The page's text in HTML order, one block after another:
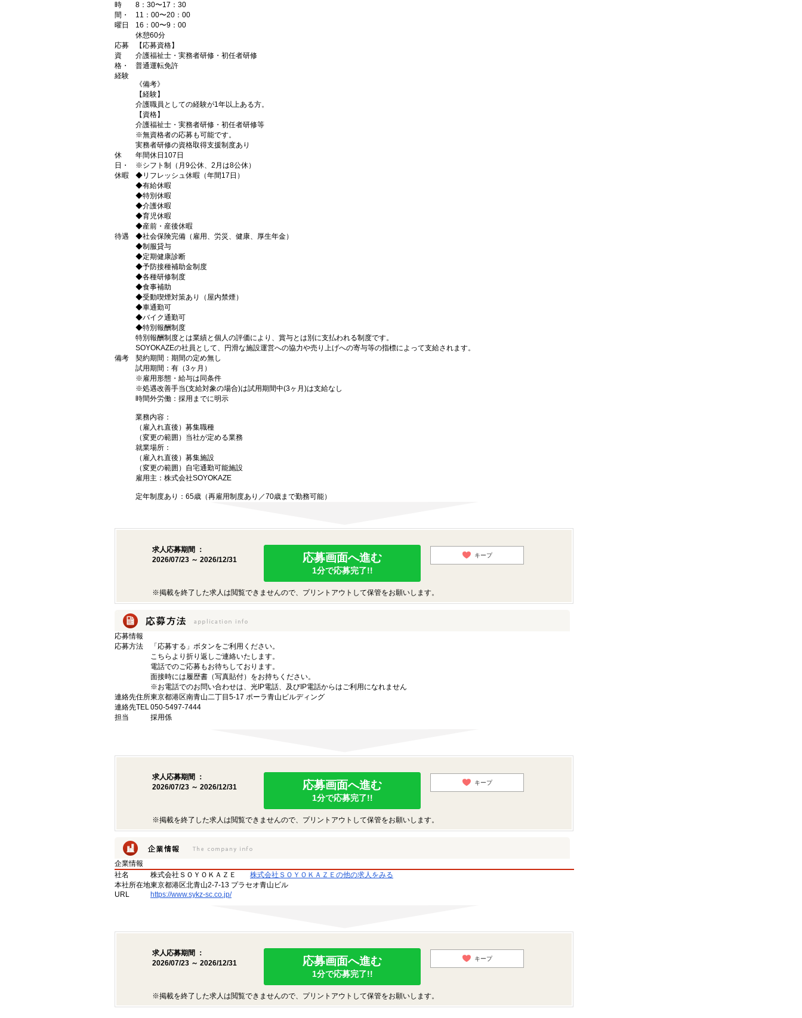
時
間・
曜日
8：30〜17：30
11：00〜20：00
16：00〜9：00
休憩60分
応募
資
格・
経験
【応募資格】
介護福祉士・実務者研修・初任者研修
普通運転免許
《備考》
【経験】
介護職員としての経験が1年以上ある方。
【資格】
介護福祉士・実務者研修・初任者研修等
※無資格者の応募も可能です。
実務者研修の資格取得支援制度あり
休
日・
休暇
年間休日107日
※シフト制（月9公休、2月は8公休）
◆リフレッシュ休暇（年間17日）
◆有給休暇
◆特別休暇
◆介護休暇
◆育児休暇
◆産前・産後休暇
待遇
◆社会保険完備（雇用、労災、健康、厚生年金）
◆制服貸与
◆定期健康診断
◆予防接種補助金制度
◆各種研修制度
◆食事補助
◆受動喫煙対策あり（屋内禁煙）
◆車通勤可
◆バイク通勤可
◆特別報酬制度
特別報酬制度とは業績と個人の評価により、賞与とは別に支払われる制度です。
SOYOKAZEの社員として、円滑な施設運営への協力や売り上げへの寄与等の指標によって支給されます。
備考
契約期間：期間の定め無し
試用期間：有（3ヶ月）
※雇用形態・給与は同条件
※処遇改善手当(支給対象の場合)は試用期間中(3ヶ月)は支給なし
時間外労働：採用までに明示
業務内容：
（雇入れ直後）募集職種
（変更の範囲）当社が定める業務
就業場所：
（雇入れ直後）募集施設
（変更の範囲）自宅通勤可能施設
雇用主：株式会社SOYOKAZE
定年制度あり：65歳（再雇用制度あり／70歳まで勤務可能）
求人応募期間 ：
2026/07/23 ～ 2026/12/31
応募画面へ進む
1分で応募完了!!
キープ
※掲載を終了した求人は閲覧できませんので、プリントアウトして保管をお願いします。
応募情報
応募方法
「応募する」ボタンをご利用ください。
こちらより折り返しご連絡いたします。
電話でのご応募もお待ちしております。
面接時には履歴書（写真貼付）をお持ちください。
※お電話でのお問い合わせは、光IP電話、及びIP電話からはご利用になれません
連絡先住所東京都港区南青山二丁目5-17 ポーラ青山ビルディング
連絡先TEL050-5497-7444
担当
採用係
求人応募期間 ：
2026/07/23 ～ 2026/12/31
応募画面へ進む
1分で応募完了!!
キープ
※掲載を終了した求人は閲覧できませんので、プリントアウトして保管をお願いします。
企業情報
社名
株式会社ＳＯＹＯＫＡＺＥ
株式会社ＳＯＹＯＫＡＺＥの他の求人をみる
本社所在地東京都港区北青山2-7-13 プラセオ青山ビル
URL
https://www.sykz-sc.co.jp/
求人応募期間 ：
2026/07/23 ～ 2026/12/31
応募画面へ進む
1分で応募完了!!
キープ
※掲載を終了した求人は閲覧できませんので、プリントアウトして保管をお願いします。